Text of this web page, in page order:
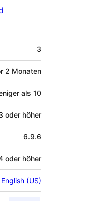
3
2 Monaten
als 10
oder höher
6.9.6
oder höher
English (US)